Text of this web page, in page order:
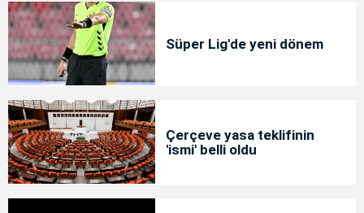
Süper Lig'de yeni dönem
Çerçeve yasa teklifinin
'ismi' belli oldu